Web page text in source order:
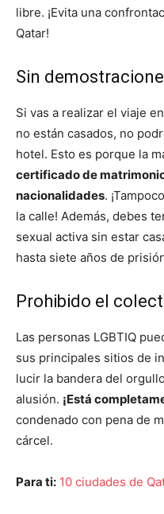
libre. ¡Evita una
Qatar!
Sin
Si vas a realizar el viaje
no están casados, no
hotel. Esto es porque la
certificado de
nacionalidades.
la calle! Además, debes
sexual activa sin estar
hasta siete años de
Prohibido el
Las personas LGBTIQ
sus principales sitios de
lucir la bandera del
alusión. ¡Está
condenado con pena de
cárcel.
Para ti: 10 ciudades de